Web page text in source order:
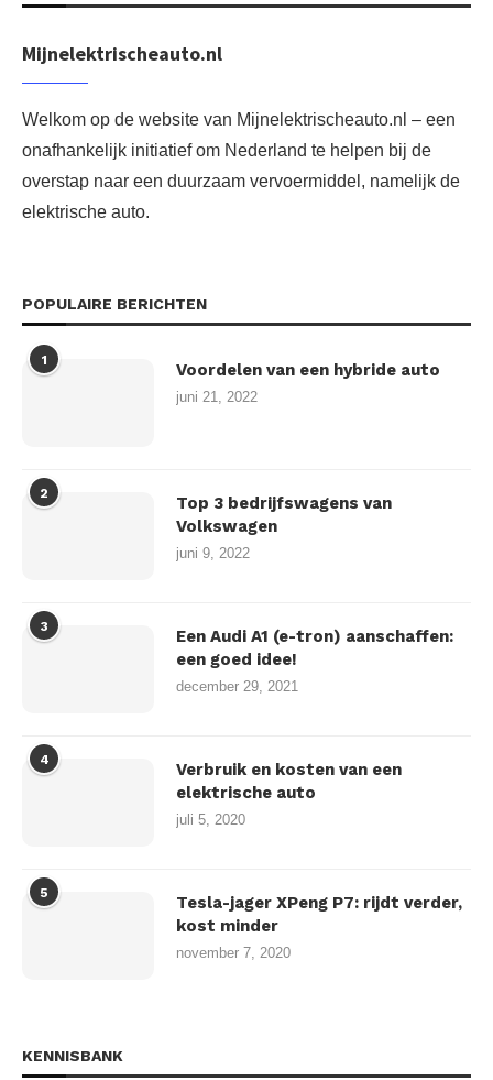
Mijnelektrischeauto.nl
Welkom op de website van Mijnelektrischeauto.nl – een
onafhankelijk initiatief om Nederland te helpen bij de
overstap naar een duurzaam vervoermiddel, namelijk de
elektrische auto.
POPULAIRE BERICHTEN
1
Voordelen van een hybride auto
juni 21, 2022
2
Top 3 bedrijfswagens van
Volkswagen
juni 9, 2022
3
Een Audi A1 (e-tron) aanschaffen:
een goed idee!
december 29, 2021
4
Verbruik en kosten van een
elektrische auto
juli 5, 2020
5
Tesla-jager XPeng P7: rijdt verder,
kost minder
november 7, 2020
KENNISBANK